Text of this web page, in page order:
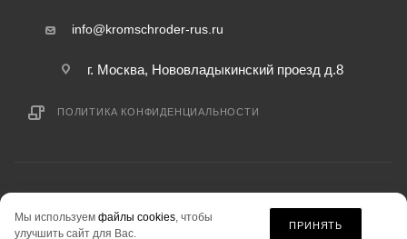
info@kromschroder-rus.ru
г. Москва, Нововладыкинский проезд д.8
ПОЛИТИКА КОНФИДЕНЦИАЛЬНОСТИ
информация на сайте «kromschroder-rus.ru» не является публичной офертой.
Мы используем файлы cookies, чтобы
улучшить сайт для Вас.
ПРИНЯТЬ